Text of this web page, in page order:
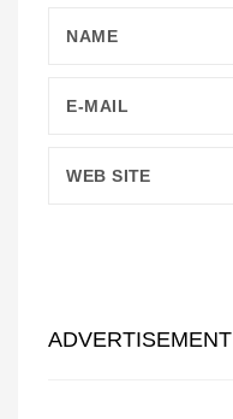
ADVERTISEMENT